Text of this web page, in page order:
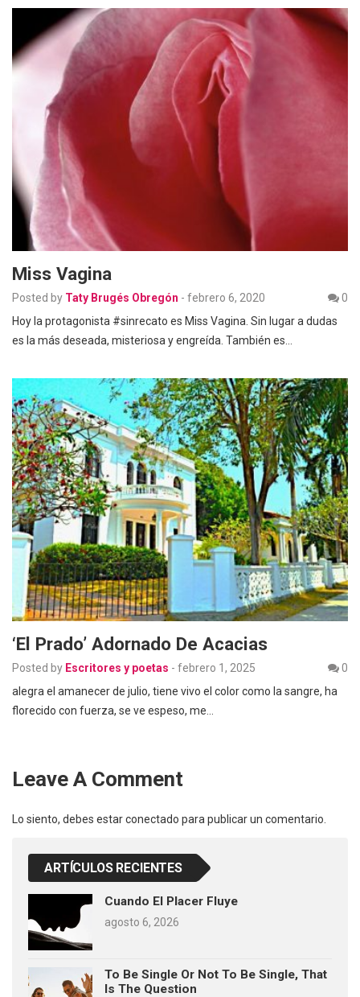
Miss Vagina
Posted by Taty Brugés Obregón - febrero 6, 2020
0
Hoy la protagonista #sinrecato es Miss Vagina. Sin lugar a dudas
es la más deseada, misteriosa y engreída. También es…
‘El Prado’ Adornado De Acacias
Posted by Escritores y poetas - febrero 1, 2025
0
alegra el amanecer de julio, tiene vivo el color como la sangre, ha
florecido con fuerza, se ve espeso, me…
Leave A Comment
Lo siento, debes estarconectado para publicar un comentario.
ARTÍCULOS RECIENTES
Cuando El Placer Fluye
agosto 6, 2026
To Be Single Or Not To Be Single, That
Is The Question